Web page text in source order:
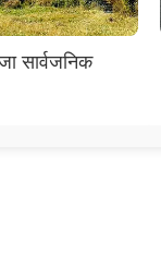
सार्वजनिक